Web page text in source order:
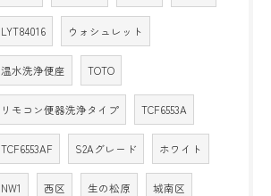
LYT84016 ウォシュレット
温水洗浄便座 TOTO
リモコン便器洗浄タイプ TCF6553A
TCF6553AF S2Aグレード ホワイト
NW1 西区 生の松原 城南区